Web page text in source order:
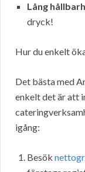
Lång
dryck!
Hur du enkelt
Det bästa med
enkelt det är att
igång:
Besök